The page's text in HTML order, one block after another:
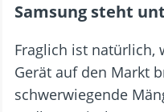
Samsung steht
Fraglich ist natürlich,
Gerät auf den Markt
schwerwiegende